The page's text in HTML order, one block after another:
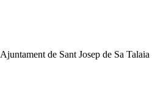
de Sant Josep de Sa Talaia